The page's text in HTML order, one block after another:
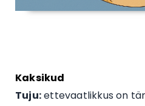
Kaksikud
Tuju:ettevaatlikkus on